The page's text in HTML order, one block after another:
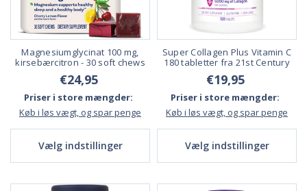
Magnesiumglycinat 100 mg,
kirsebærcitron - 30 soft chews
€24,95
Priser i store mængder:
Køb i løs vægt, og spar penge
Vælg indstillinger
Super Collagen Plus Vitamin C
180 tabletter fra 21st Century
€19,95
Priser i store mængder:
Køb i løs vægt, og spar penge
Vælg indstillinger